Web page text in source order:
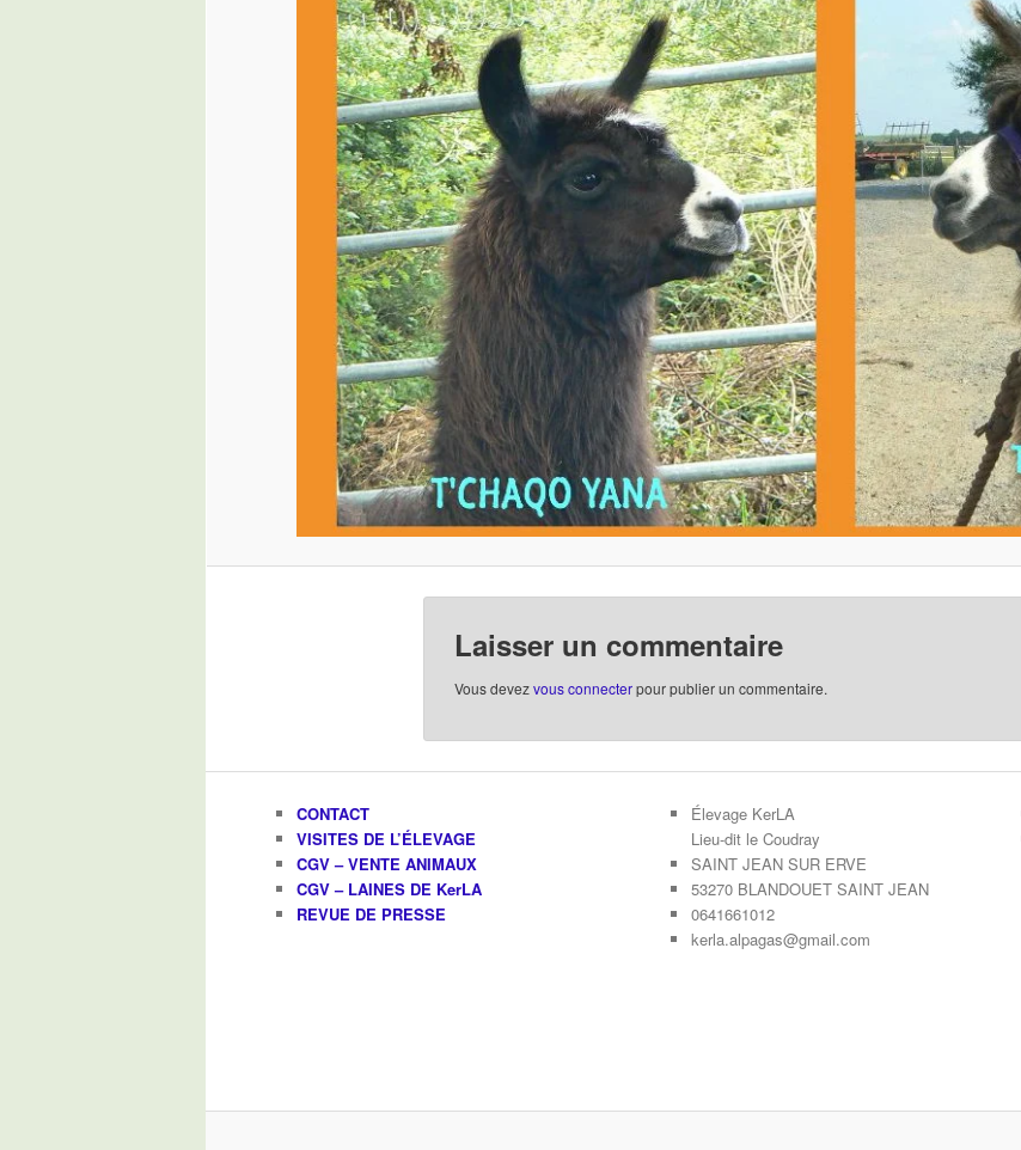
Laisser un commentaire
Vous devezvous connecterpour publier un commentaire.
CONTACT
VISITES DE L’ÉLEVAGE
CGV – VENTE ANIMAUX
CGV – LAINES DE KerLA
REVUE DE PRESSE
Élevage KerLA
Lieu-dit le Coudray
SAINT JEAN SUR ERVE
53270 BLANDOUET SAINT JEAN
0641661012
kerla.alpagas@gmail.com